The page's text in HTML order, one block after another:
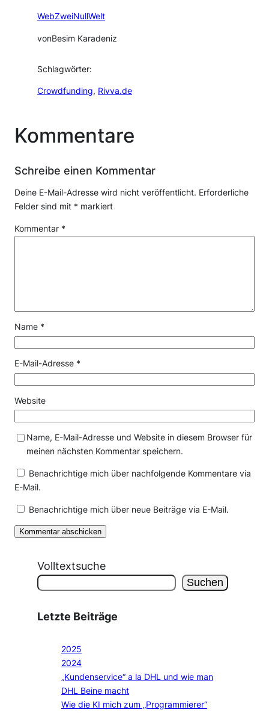
WebZweiNullWelt
vonBesim Karadeniz
Schlagwörter:
Crowdfunding, Rivva.de
Kommentare
Schreibe einen Kommentar
Deine E-Mail-Adresse wird nicht veröffentlicht. Erforderliche
Felder sind mit * markiert
Kommentar *
Name *
E-Mail-Adresse *
Website
Name, E-Mail-Adresse und Website in diesem Browser für
meinen nächsten Kommentar speichern.
Benachrichtige mich über nachfolgende Kommentare via
E-Mail.
Benachrichtige mich über neue Beiträge via E-Mail.
Volltextsuche
Suchen
Letzte Beiträge
2025
2024
„Kundenservice“ a la DHL und wie man
DHL Beine macht
Wie die KI mich zum „Programmierer“